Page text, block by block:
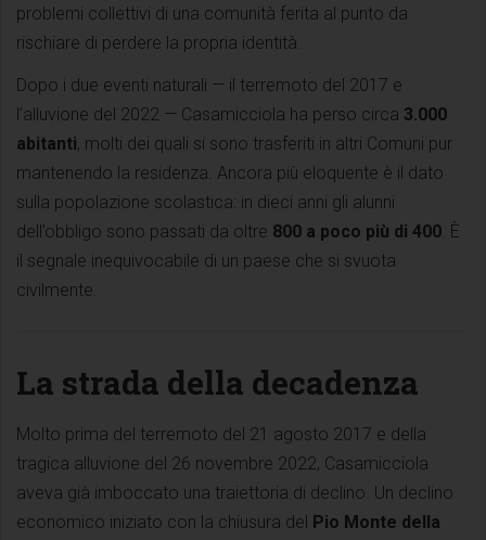
problemi collettivi di una comunità ferita al punto da
rischiare di perdere la propria identità.
Dopo i due eventi naturali — il terremoto del 2017 e
l’alluvione del 2022 — Casamicciola ha perso circa 3.000
abitanti, molti dei quali si sono trasferiti in altri Comuni pur
mantenendo la residenza. Ancora più eloquente è il dato
sulla popolazione scolastica: in dieci anni gli alunni
dell’obbligo sono passati da oltre 800 a poco più di 400 . È
il segnale inequivocabile di un paese che si svuota
civilmente.
La strada della decadenza
Molto prima del terremoto del 21 agosto 2017 e della
tragica alluvione del 26 novembre 2022, Casamicciola
aveva già imboccato una traiettoria di declino. Un declino
economico iniziato con la chiusura del Pio Monte della